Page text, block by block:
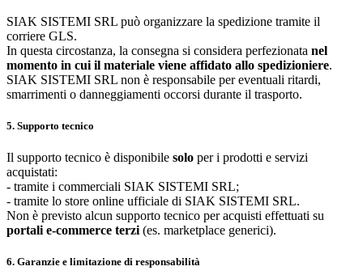
SIAK SISTEMI SRL può organizzare la spedizione tramite il
corriere GLS.
In questa circostanza, la consegna si considera perfezionata nel
momento in cui il materiale viene affidato allo spedizioniere.
SIAK SISTEMI SRL non è responsabile per eventuali ritardi,
smarrimenti o danneggiamenti occorsi durante il trasporto.
5. Supporto tecnico
Il supporto tecnico è disponibile solo per i prodotti e servizi
acquistati:
- tramite i commerciali SIAK SISTEMI SRL;
- tramite lo store online ufficiale di SIAK SISTEMI SRL.
Non è previsto alcun supporto tecnico per acquisti effettuati su
portali e-commerce terzi (es. marketplace generici).
6. Garanzie e limitazione di responsabilità